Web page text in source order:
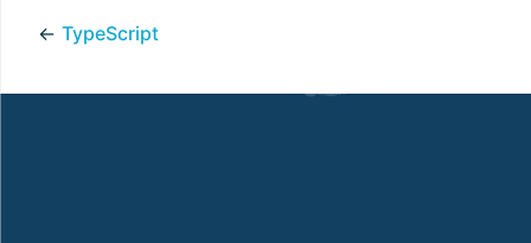
← TypeScript